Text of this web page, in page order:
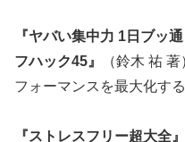
『ヤバい集中力 1日ブッ
フハック45』
（鈴木 祐
フォーマンスを最大化す
『ストレスフリー超大全』